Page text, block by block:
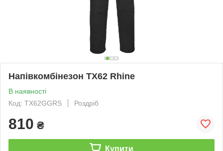
Напівкомбінезон TX62 Rhine
В наявності
Код: TX62GGRS
Роздріб
810 ₴
Купити